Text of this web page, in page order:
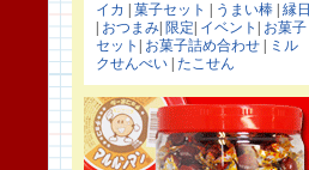
イカ 菓子セット うまい棒 縁日
おつまみ 限定 イベント
お菓子
セット
お菓子詰め合わせ
ミル
クせんべい たこせん